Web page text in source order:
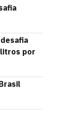
por